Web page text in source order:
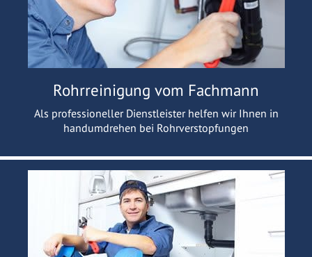
Rohrreinigung vom Fachmann
Als professioneller Dienstleister helfen wir Ihnen in
handumdrehen bei Rohrverstopfungen